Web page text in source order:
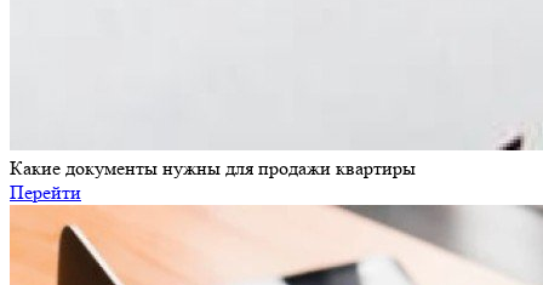
Какие документы нужны для продажи квартиры
Перейти